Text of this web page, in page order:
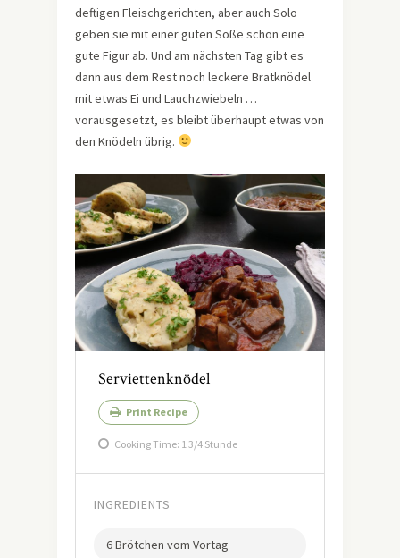
deftigen Fleischgerichten, aber auch Solo
geben sie mit einer guten Soße schon eine
gute Figur ab. Und am nächsten Tag gibt es
dann aus dem Rest noch leckere Bratknödel
mit etwas Ei und Lauchzwiebeln …
vorausgesetzt, es bleibt überhaupt etwas von
den Knödeln übrig.
Serviettenknödel
Print Recipe
Cooking Time: 1 3/4 Stunde
INGREDIENTS
6 Brötchen vom Vortag